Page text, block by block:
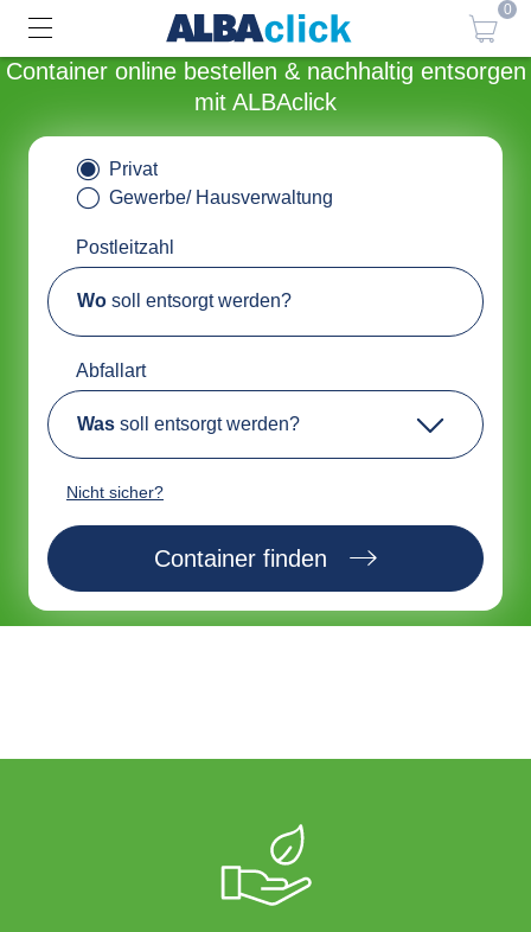
0
Container online bestellen & nachhaltig entsorgen
mit ALBAclick
Privat
Gewerbe/ Hausverwaltung
Postleitzahl
Wo soll entsorgt werden?
Abfallart
Was soll entsorgt werden?
Nicht sicher?
Container finden